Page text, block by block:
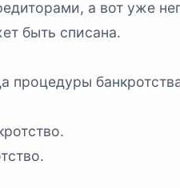
а вот уже
быть списана.
процедуры